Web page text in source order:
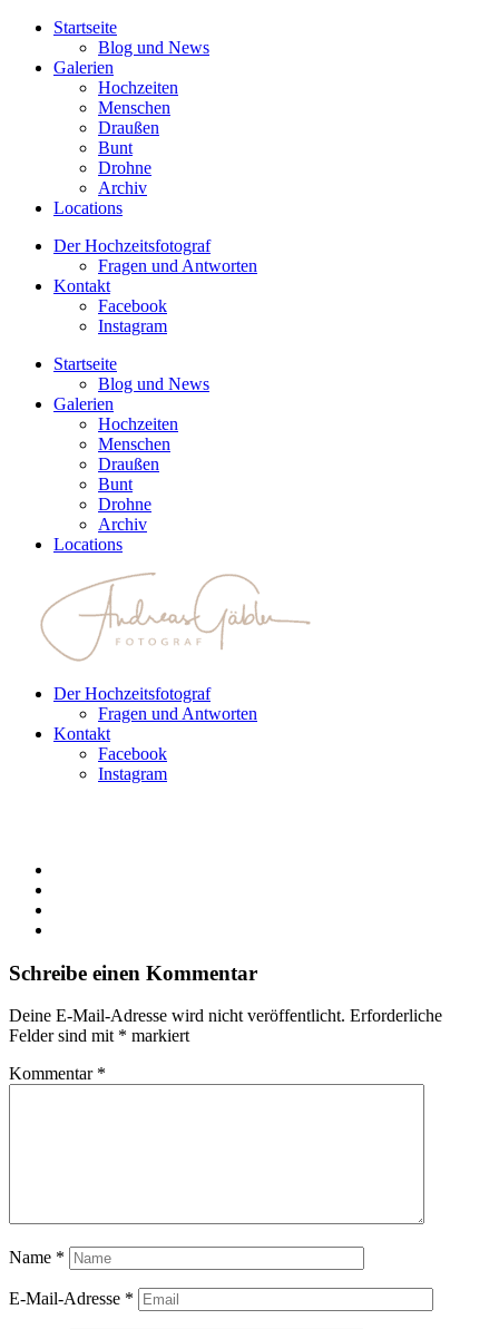
Startseite
Blog und News
Galerien
Hochzeiten
Menschen
Draußen
Bunt
Drohne
Archiv
Locations
Der Hochzeitsfotograf
Fragen und Antworten
Kontakt
Facebook
Instagram
Startseite
Blog und News
Galerien
Hochzeiten
Menschen
Draußen
Bunt
Drohne
Archiv
Locations
Der Hochzeitsfotograf
Fragen und Antworten
Kontakt
Facebook
Instagram
Schreibe einen Kommentar
Deine E-Mail-Adresse wird nicht veröffentlicht. Erforderliche
Felder sind mit * markiert
Kommentar *
Name *
E-Mail-Adresse *